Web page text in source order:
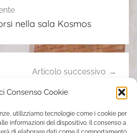
Consenso Cookie
utilizziamo tecnologie come i cookie per
informazioni del dispositivo. Il consenso a
nella sala Kosmos
Articolo successivo
Concerto di Natale 2017